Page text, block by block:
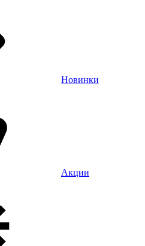
Новинки
Акции